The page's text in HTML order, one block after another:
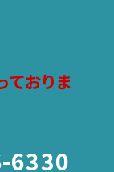
おりま
6330